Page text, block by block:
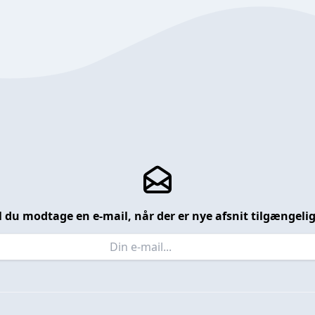
du modtage en e-mail, når der er nye afsnit